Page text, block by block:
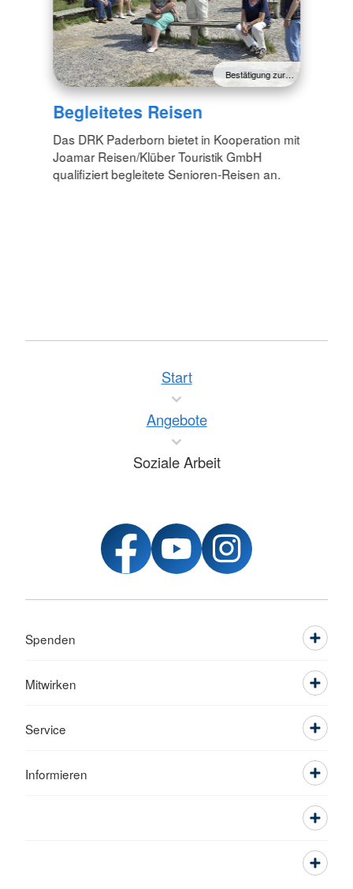
Bestätigung zur…
Begleitetes Reisen
Das DRK Paderborn bietet in Kooperation mit
Joamar Reisen/Klüber Touristik GmbH
qualifiziert begleitete Senioren-Reisen an.
Start
Angebote
Soziale Arbeit
Spenden
Mitwirken
Service
Informieren